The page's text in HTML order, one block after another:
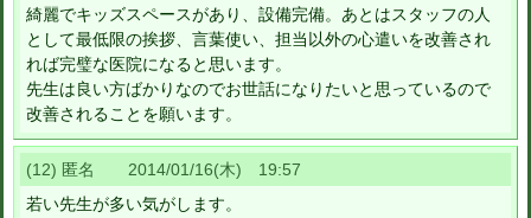
綺麗でキッズスペースがあり、設備完備。あとはスタッフの人
として最低限の挨拶、言葉使い、担当以外の心遣いを改善され
れば完璧な医院になると思います。
先生は良い方ばかりなのでお世話になりたいと思っているので
改善されることを願います。
(12) 匿名 2014/01/16(木) 19:57
若い先生が多い気がします。